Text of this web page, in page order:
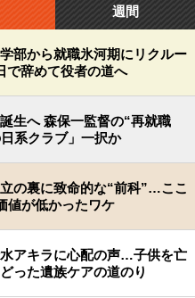
週間
部から就職氷河期にリクルー
で辞めて役者の道へ
生へ 森保一監督の“再就職
系クラブ」一択か
の裏に致命的な“前科”…ここ
値が低かったワケ
アキラに心配の声…子供を亡
った遺族ケアの道のり